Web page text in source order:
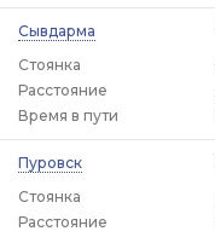
Сывдарма
Стоянка
Расстояние
Время в пути
Пуровск
Стоянка
Расстояние